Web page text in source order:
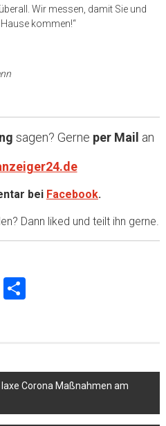
Wir messen, damit Sie und
kommen!“
sagen? Gerne per Mail an
bei Facebook.
Dann liked und teilt ihn gerne.
Teilen
Corona Maßnahmen am